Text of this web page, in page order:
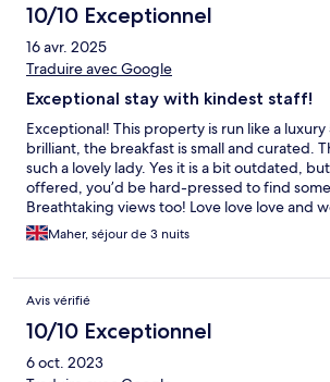
10/10 Exceptionnel
16 avr. 2025
Traduire avec Google
Exceptional stay with kindest staff!
Exceptional! This property is run like a
brilliant, the breakfast is small and curated.
such a lovely lady. Yes it is a bit outdated,
offered, you’d be hard-pressed to find
Breathtaking views too! Love love love and
asapMaher, séjour de 3 nuits
Avis vérifié
10/10 Exceptionnel
6 oct. 2023